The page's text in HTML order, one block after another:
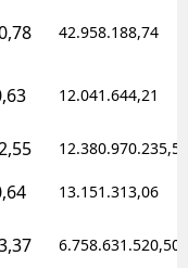
42.958.188,74
12.041.644,21
12.380.970.235,50
13.151.313,06
6.758.631.520,50